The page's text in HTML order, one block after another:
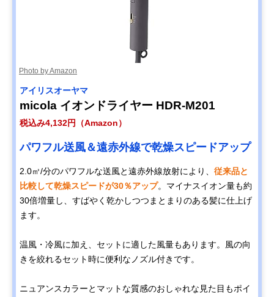
Photo by Amazon
アイリスオーヤマ
micola イオンドライヤー HDR-M201
税込み4,132円（Amazon）
パワフル送風＆遠赤外線で乾燥スピードアップ
2.0㎥/分のパワフルな送風と遠赤外線放射により、 従来品と
比較して乾燥スピードが30％アップ。マイナスイオン量も約
30倍増量し、すばやく乾かしつつまとまりのある髪に仕上げ
ます。
温風・冷風に加え、セットに適した風量もあります。風の向
きを絞れるセット時に便利なノズル付きです。
ニュアンスカラーとマットな質感のおしゃれな見た目もポイ